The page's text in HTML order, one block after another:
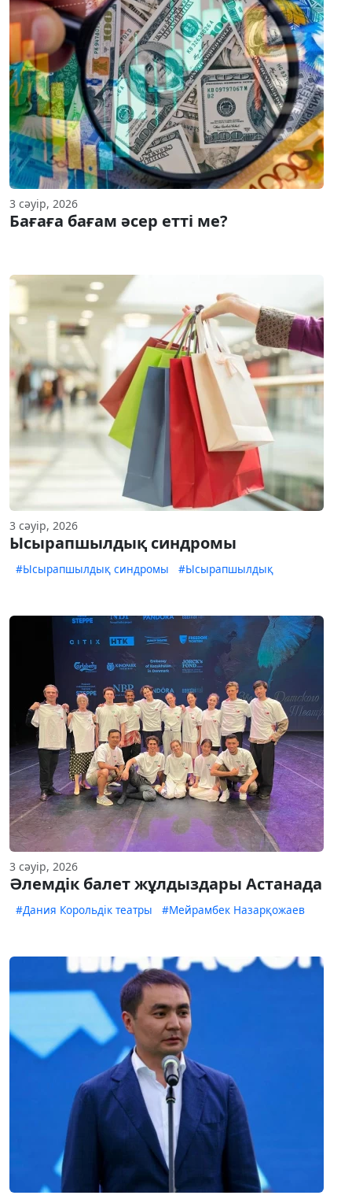
3 сәуір, 2026
Бағаға бағам әсер етті ме?
3 сәуір, 2026
Ысырапшылдық синдромы
#Ысырапшылдық синдромы #Ысырапшылдық
3 сәуір, 2026
Әлемдік балет жұлдыздары Астанада
#Дания Корольдік театры #Мейрамбек Назарқожаев